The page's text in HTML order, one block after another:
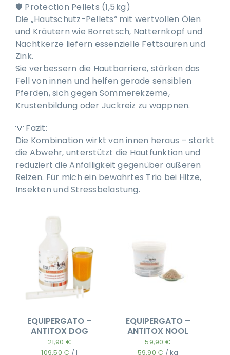
🛡️ Protection Pellets (1,5 kg)
Die „Hautschutz-Pellets“ mit wertvollen Ölen
und Kräutern wie Borretsch, Natternkopf und
Nachtkerze liefern essenzielle Fettsäuren und
Zink.
Sie verbessern die Hautbarriere, stärken das
Fell von innen und helfen gerade sensiblen
Pferden, sich gegen Sommerekzeme,
Krustenbildung oder Juckreiz zu wappnen.
💡 Fazit:
Die Kombination wirkt von innen heraus – stärkt
die Abwehr, unterstützt die Hautfunktion und
reduziert die Anfälligkeit gegenüber äußeren
Reizen. Für mich ein bewährtes Trio bei Hitze,
Insekten und Stressbelastung.
EQUIPERGATO –
ANTITOX DOG
21,90 €
109,50€ /l
EQUIPERGATO –
ANTITOX NOOL
59,90 €
59,90€ /kg